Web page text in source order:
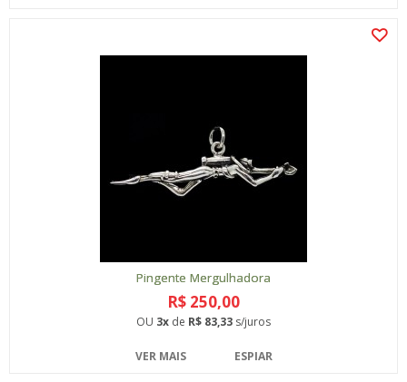
Pingente Mergulhadora
R$ 250,00
OU 3x de R$ 83,33 s/juros
VER MAIS ESPIAR